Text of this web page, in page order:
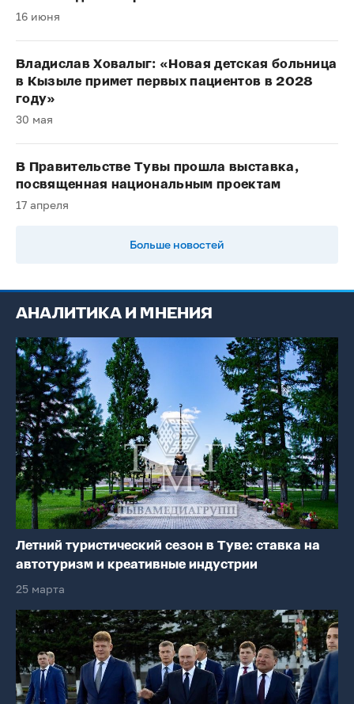
16 июня
Владислав Ховалыг: «Новая детская больница
в Кызыле примет первых пациентов в 2028
году»
30 мая
В Правительстве Тувы прошла выставка,
посвященная национальным проектам
17 апреля
Больше новостей
АНАЛИТИКА И МНЕНИЯ
Летний туристический сезон в Туве: ставка на
автотуризм и креативные индустрии
25 марта